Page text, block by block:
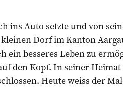
ins Auto setzte und von
Dorf im Kanton
ein besseres Leben zu
den Kopf. In seiner
Heute weiss der